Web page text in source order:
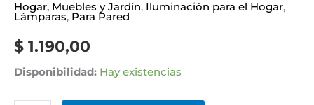
Hogar, Muebles y Jardín, Iluminación para el Hogar,
Lámparas, Para Pared
$ 1.190,00
Disponibilidad: Hay existencias